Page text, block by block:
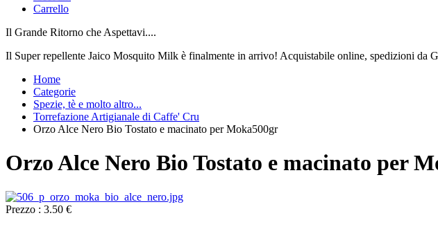
Carrello
Il Grande Ritorno che Aspettavi....
Il Super repellente Jaico Mosquito Milk è finalmente in arrivo! Acquistabile online, spedizioni da
Home
Categorie
Spezie, tè e molto altro...
Torrefazione Artigianale di Caffe' Cru
Orzo Alce Nero Bio Tostato e macinato per Moka500gr
Orzo Alce Nero Bio Tostato e macinato per
Prezzo : 3.50 €